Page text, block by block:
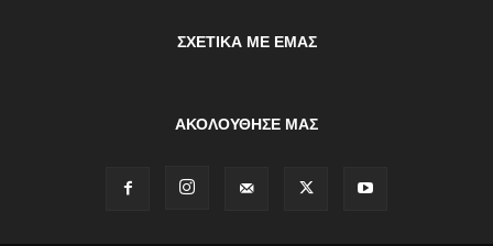
ΣΧΕΤΙΚΆ ΜΕ ΕΜΆΣ
ΑΚΟΛΟΥΘΗΣΕ ΜΑΣ